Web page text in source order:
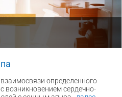
определенного
возникновением сердечно-